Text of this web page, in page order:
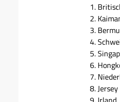
Jersey